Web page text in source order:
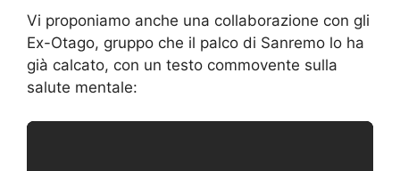
Vi proponiamo anche una collaborazione con gli
Ex-Otago, gruppo che il palco di Sanremo lo ha
già calcato, con un testo commovente sulla
salute mentale: